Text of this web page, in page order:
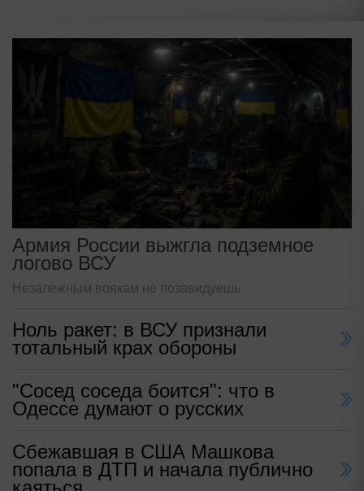
Армия России выжгла подземное
логово ВСУ
Незалежным воякам не позавидуешь
Ноль ракет: в ВСУ признали
тотальный крах обороны
"Сосед соседа боится": что в
Одессе думают о русских
Сбежавшая в США Машкова
попала в ДТП и начала публично